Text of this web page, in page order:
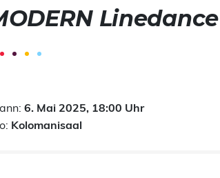
Linedance
6. Mai 2025, 18:00 Uhr
Kolomanisaal